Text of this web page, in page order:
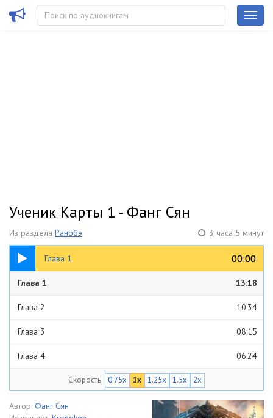
Ученик Карты 1 - Фанг Сян
Из раздела Ранобэ 3 часа 5 минут
Глава 1 00:00
00:00
13:18
Глава 1 13:18
Глава 2 10:34
Глава 3 08:15
Глава 4 06:24
Глава 6 07:36
Скорость 0.75x 1x 1.25x 1.5x 2x
Автор: Фанг Сян